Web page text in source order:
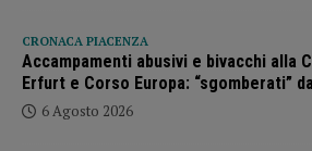
CRONACA PIACENZA
Accampamenti abusivi e bivacchi alla
Erfurt e Corso Europa: “sgomberati”
6 Agosto 2026